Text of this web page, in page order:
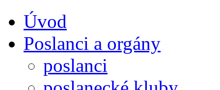
Úvod
Poslanci a orgány
poslanci